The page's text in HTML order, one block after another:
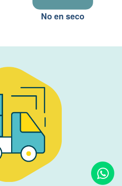
No en seco